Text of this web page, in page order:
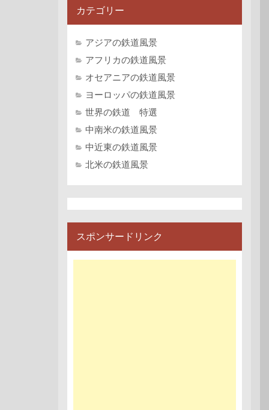
カテゴリー
アジアの鉄道風景
アフリカの鉄道風景
オセアニアの鉄道風景
ヨーロッパの鉄道風景
世界の鉄道 特選
中南米の鉄道風景
中近東の鉄道風景
北米の鉄道風景
スポンサードリンク